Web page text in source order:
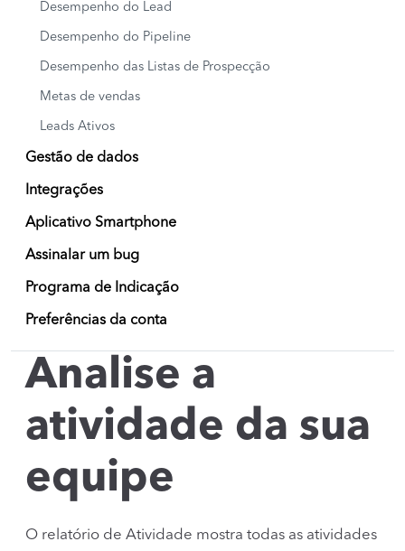
Desempenho do Lead
Desempenho do Pipeline
Desempenho das Listas de Prospecção
Metas de vendas
Leads Ativos
Gestão de dados
Integrações
Aplicativo Smartphone
Assinalar um bug
Programa de Indicação
Preferências da conta
Analise a
atividade da sua
equipe
O relatório de Atividade mostra todas as atividades